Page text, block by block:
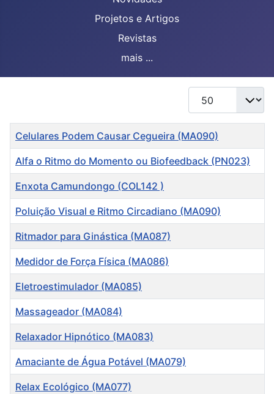
Projetos e Artigos
Revistas
mais ...
Mostrar #
Título
Celulares Podem Causar Cegueira (MA090)
Alfa o Ritmo do Momento ou Biofeedback (PN023)
Enxota Camundongo (COL142 )
Poluição Visual e Ritmo Circadiano (MA090)
Ritmador para Ginástica (MA087)
Medidor de Força Física (MA086)
Eletroestimulador (MA085)
Massageador (MA084)
Relaxador Hipnótico (MA083)
Amaciante de Água Potável (MA079)
Relax Ecológico (MA077)